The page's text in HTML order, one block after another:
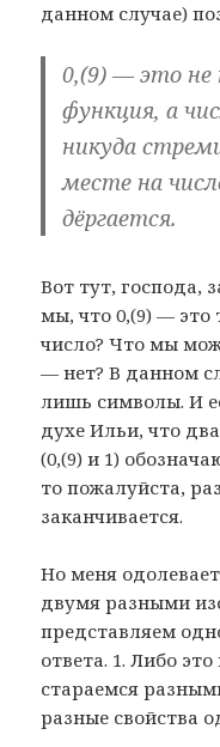
данном случае)
0,(9) — это не
функция, а
никуда
месте на
дёргается.
Вот тут, господа,
мы, что 0,(9) — это
число? Что мы
— нет? В данном
лишь символы. И
духе Ильи, что
(0,(9) и 1)
то пожалуйста,
заканчивается.
Но меня
двумя разными
представляем
ответа. 1. Либо
стараемся
разные свойства